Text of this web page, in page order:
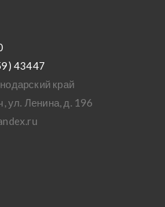
43447
край
ул. Ленина, д. 196